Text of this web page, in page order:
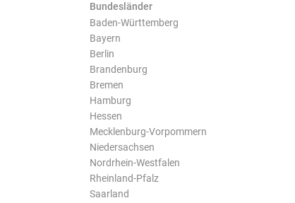
Bundesländer
Baden-Württemberg
Bayern
Berlin
Brandenburg
Bremen
Hamburg
Hessen
Mecklenburg-Vorpommern
Niedersachsen
Nordrhein-Westfalen
Rheinland-Pfalz
Saarland